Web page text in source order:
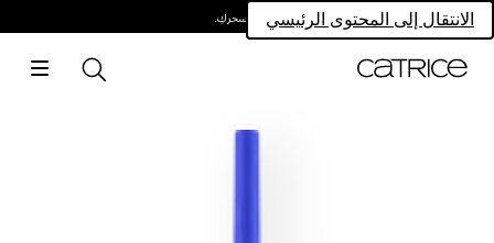
الانتقال إلى المحتوى الرئيسيامتلكي سحركِ.